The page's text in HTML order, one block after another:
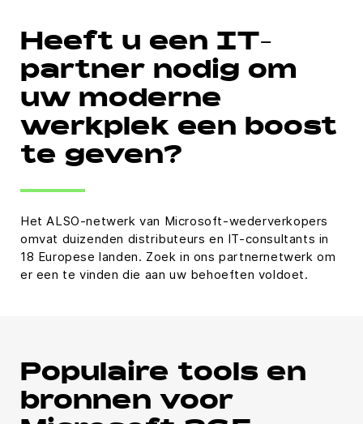
Heeft u een IT-
partner nodig om
uw moderne
werkplek een boost
te geven?
Het ALSO-netwerk van Microsoft-wederverkopers
omvat duizenden distributeurs en IT-consultants in
18 Europese landen. Zoek in ons partnernetwerk om
er een te vinden die aan uw behoeften voldoet.
Populaire tools en
bronnen voor